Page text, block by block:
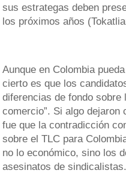
sus estrategas deben
los próximos años
Aunque en Colombia
cierto es que los
diferencias de fondo sobre
comercio”. Si algo
fue que la contradicción
sobre el TLC para
no lo económico, sino los
asesinatos de